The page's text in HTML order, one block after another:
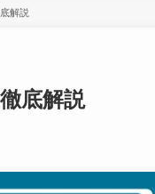
解説
底解説